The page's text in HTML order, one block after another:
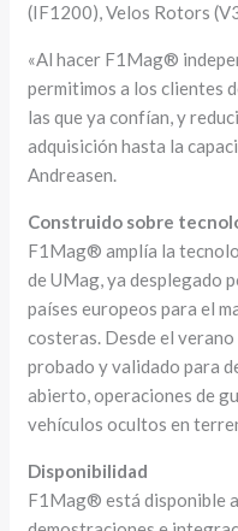
(IF1200), Velos Rotors
«Al hacer F1Mag®
permitimos a los clientes
las que ya confían, y
adquisición hasta la
Andreasen.
Construido sobre
F1Mag® amplía la
de UMag, ya desplegado
países europeos para el
costeras. Desde el
probado y validado para
abierto, operaciones de
vehículos ocultos en
Disponibilidad
F1Mag® está disponible